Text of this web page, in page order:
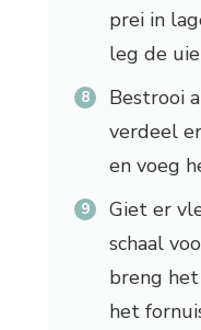
prei in
leg de
Bestrooi
verdeel
en voeg
Giet er
schaal
breng
het